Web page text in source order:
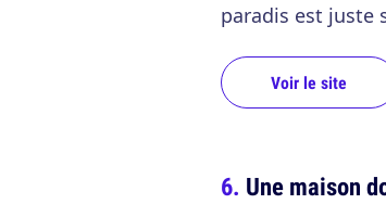
paradis est juste
Voir le site
Une maison